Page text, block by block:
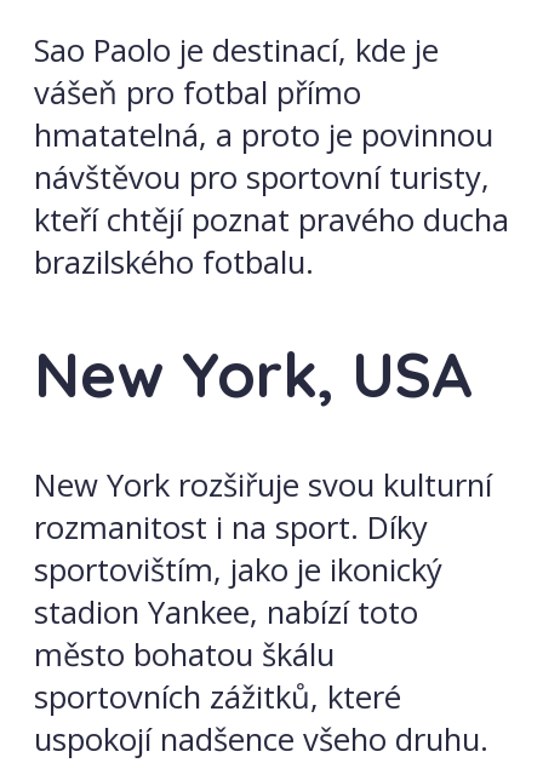
Sao Paolo je destinací, kde je
vášeň pro fotbal přímo
hmatatelná, a proto je povinnou
návštěvou pro sportovní turisty,
kteří chtějí poznat pravého ducha
brazilského fotbalu.
New York, USA
New York rozšiřuje svou kulturní
rozmanitost i na sport. Díky
sportovištím, jako je ikonický
stadion Yankee, nabízí toto
město bohatou škálu
sportovních zážitků, které
uspokojí nadšence všeho druhu.